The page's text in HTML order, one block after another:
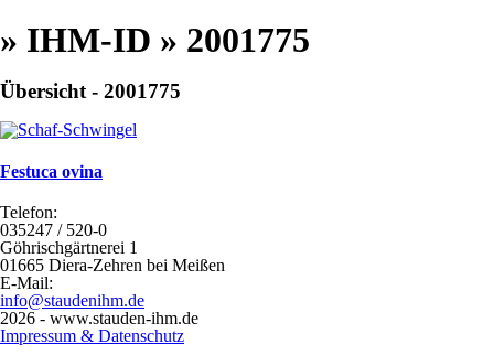
» IHM-ID » 2001775
Übersicht - 2001775
Festuca ovina
Telefon:
035247 / 520-0
Göhrischgärtnerei 1
01665 Diera-Zehren bei Meißen
E-Mail:
info@staudenihm.de
2026 - www.stauden-ihm.de
Impressum & Datenschutz